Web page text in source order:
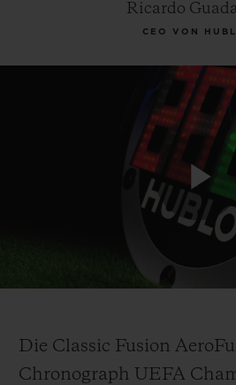
Ricardo
CEO VON
Die Classic Fusion
Chronograph UEFA